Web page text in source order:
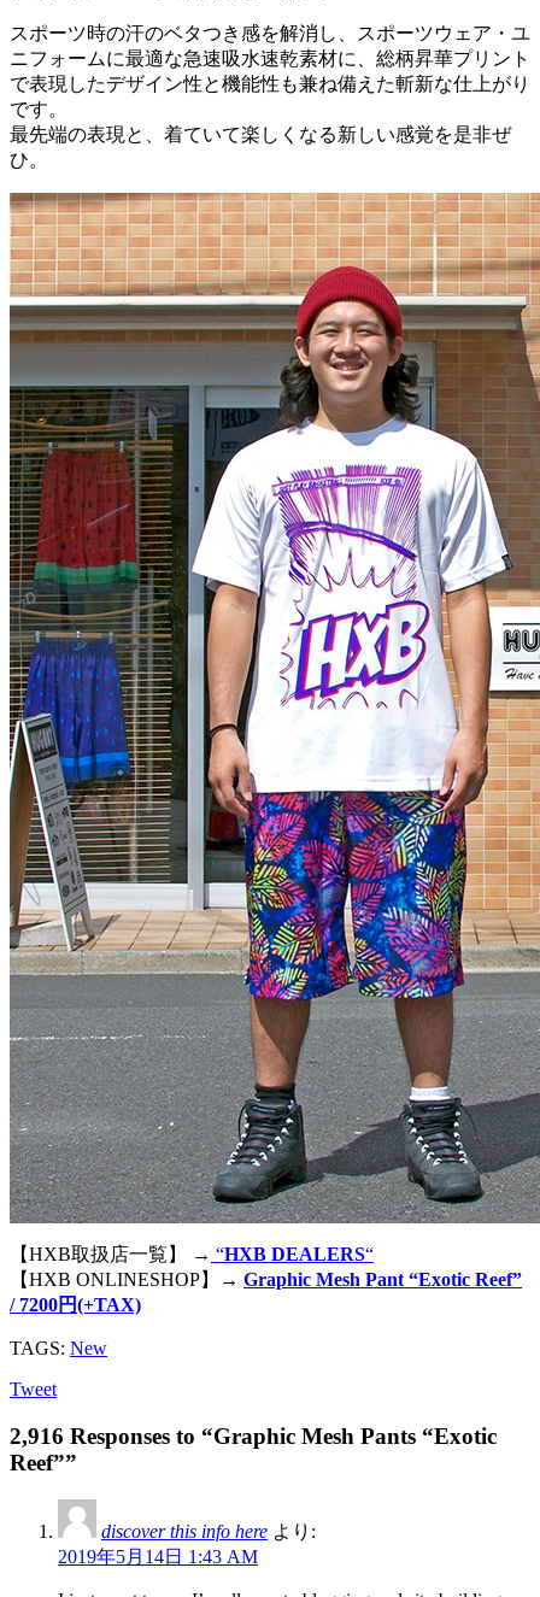
スポーツ時の汗のベタつき感を解消し、スポーツウェア・ユ
ニフォームに最適な急速吸水速乾素材に、総柄昇華プリント
で表現したデザイン性と機能性も兼ね備えた斬新な仕上がり
です。
最先端の表現と、着ていて楽しくなる新しい感覚を是非ぜ
ひ。
【HXB取扱店一覧】 → “HXB DEALERS“
【HXB ONLINESHOP】→ Graphic Mesh Pant “Exotic Reef”
/ 7200円(+TAX)
TAGS: New
Tweet
2,916 Responses to “Graphic Mesh Pants “Exotic
Reef””
discover this info here より:
2019年5月14日 1:43 AM